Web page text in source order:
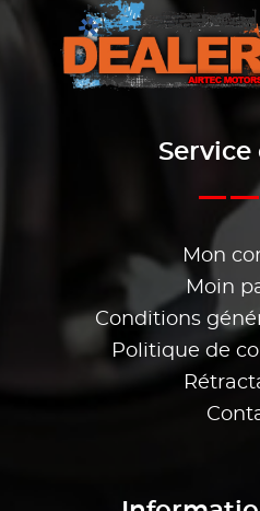
Mon
Moin
Conditions
Politique de